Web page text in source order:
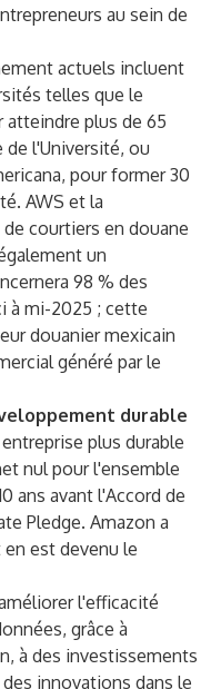
au sein de
actuels incluent
telles que le
plus de 65
l'Université, ou
pour former 30
AWS et la
courtiers en douane
un
98 % des
à mi-2025 ; cette
douanier mexicain
généré par le
durable
plus durable
nul pour l'ensemble
ans avant l'Accord de
Pledge. Amazon a
est devenu le
l'efficacité
grâce à
à des investissements
innovations dans le